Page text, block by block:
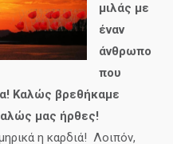
μιλάς με
έναν
άνθρωπο
που
Καλώς βρεθήκαμε
μας ήρθες!
η καρδιά! Λοιπόν,